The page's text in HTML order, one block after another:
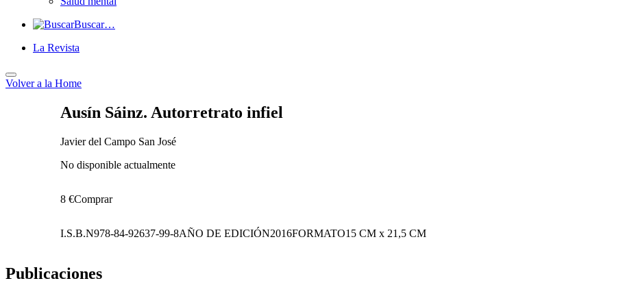
Buscar…
La Revista
Volver a la Home
Ausín Sáinz. Autorretrato infiel
Javier del Campo San José
No disponible actualmente
8 €Comprar
I.S.B.N978-84-92637-99-8AÑO DE EDICIÓN2016FORMATO15 CM x 21,5 CM
Publicaciones